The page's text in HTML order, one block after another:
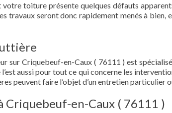
toiture présente quelques défauts
travaux seront donc rapidement menés à
sur Criquebeuf-en-Caux ( 76111 ) est
l’est aussi pour tout ce qui concerne les
peuvent faire l’objet d’un entretien particulier
Criquebeuf-en-Caux ( 76111 )